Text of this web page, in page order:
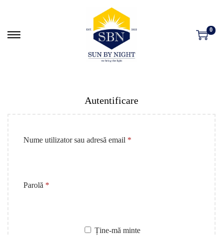
0
Autentificare
Nume utilizator sau adresă email *
Parolă *
Ține-mă minte